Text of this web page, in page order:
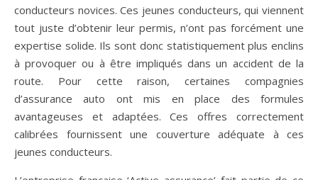
conducteurs novices. Ces jeunes conducteurs, qui viennent
tout juste d’obtenir leur permis, n’ont pas forcément une
expertise solide. Ils sont donc statistiquement plus enclins
à provoquer ou à être impliqués dans un accident de la
route. Pour cette raison, certaines compagnies
d’assurance auto ont mis en place des formules
avantageuses et adaptées. Ces offres correctement
calibrées fournissent une couverture adéquate à ces
jeunes conducteurs.